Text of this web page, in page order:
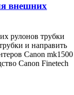
внешних
рулонов трубки
и направить
Canon mk1500
Canon Finetech